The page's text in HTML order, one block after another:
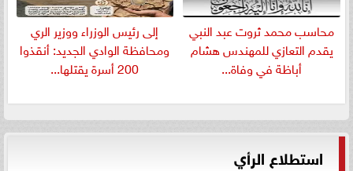
​محاسب محمد ثروت عبد النبي
يقدم التعازي للمهندس هشام
أباظة في وفاة...
إلى رئيس الوزراء ووزير الري
ومحافظة الوادي الجديد: أنقذوا
200 أسرة يقتلها...
استطلاع الرأي